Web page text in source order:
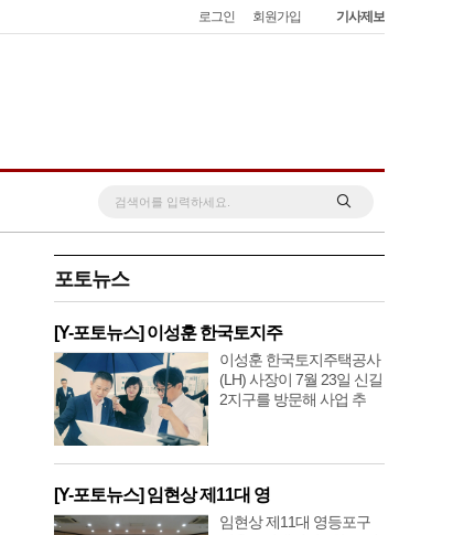
로그인 회원가입 기사제보
포토뉴스
[Y-포토뉴스] 이성훈 한국토지주
이성훈 한국토지주택공사
(LH) 사장이 7월 23일 신길
2지구를 방문해 사업 추
[Y-포토뉴스] 임현상 제11대 영
임현상 제11대 영등포구